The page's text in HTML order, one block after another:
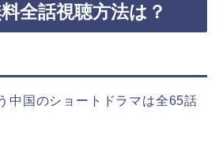
全話視聴方法は？
中国のショートドラマは全65話